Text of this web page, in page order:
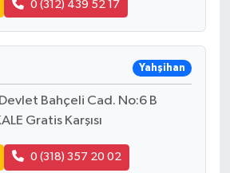
0 (312) 439 52 17
Yahşihan
Bahçeli Cad. No:6 B
Gratis Karşısı
0 (318) 357 20 02